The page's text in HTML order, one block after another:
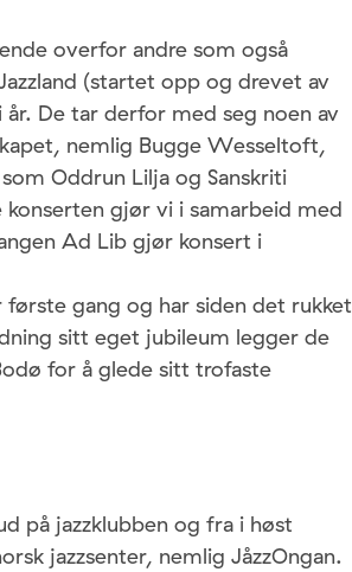
overfor andre som også
(startet opp og drevet av
De tar derfor med seg noen av
nemlig Bugge Wesseltoft,
Oddrun Lilja og Sanskriti
konserten gjør vi i samarbeid med
Ad Lib gjør konsert i
gang og har siden det rukket
sitt eget jubileum legger de
for å glede sitt trofaste
på jazzklubben og fra i høst
jazzsenter, nemlig JåzzOngan.